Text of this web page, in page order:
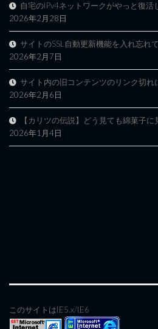
自宅のIPv4ネットワークがやっと復活
2026年2月28日
サイトのSSL自動更新機能を入れ忘れ
2026年2月7日
サイト内の旧コンテンツのリンク切れ
2026年2月6日
【カリツの伝説】どう見ても綿菓子
2026年1月4日
このサイトはIE5.x/IE6